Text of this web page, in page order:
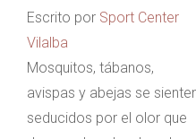
Escrito por Sport Center
Vilalba
Mosquitos, tábanos,
avispas y abejas se
seducidos por el olor que